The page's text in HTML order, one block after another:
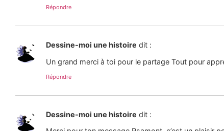
Répondre
Dessine-moi une histoire dit :
Un grand merci à toi pour le partage Tout pour
Répondre
Dessine-moi une histoire dit :